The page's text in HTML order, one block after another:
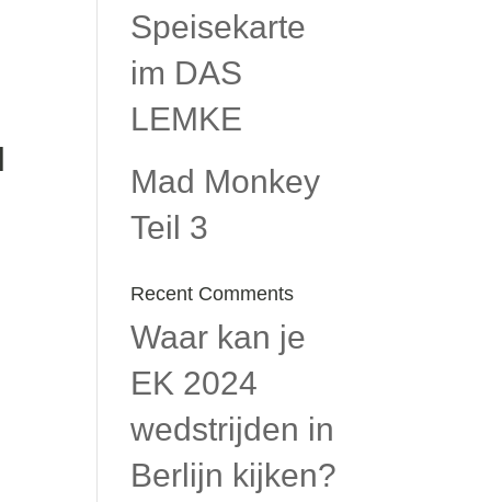
Speisekarte
im DAS
LEMKE
Mad Monkey
Teil 3
Recent Comments
Waar kan je
EK 2024
wedstrijden in
Berlijn kijken?